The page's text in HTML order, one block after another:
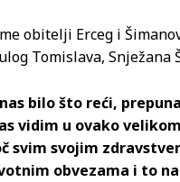
obitelji Erceg i
Tomislava, Snježana
bilo što reći,
vidim u ovako
svim svojim
obvezama i to